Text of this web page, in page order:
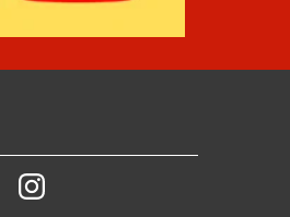
YoutubeInstagram